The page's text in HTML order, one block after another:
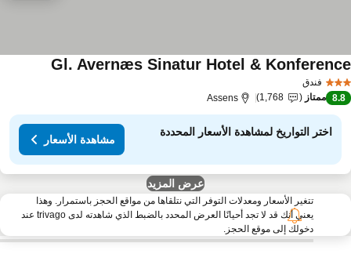
فندق
Gl. Avernæs Sinatur Hotel &
8.8 ممتاز 1,768
Assens
اختر التواريخ لمشاهدة الأسعار المحددة
مشاهدة الأسعار
عرض المزيد
تتغير الأسعار ومعدلات التوفر التي نتلقاها من مواقع الحجز باستمرار. وهذا
يعني أنك قد لا تجد أحيانًا العرض المحدد بالضبط الذي شاهدته لدى trivago عند
دخولك إلى موقع الحجز.